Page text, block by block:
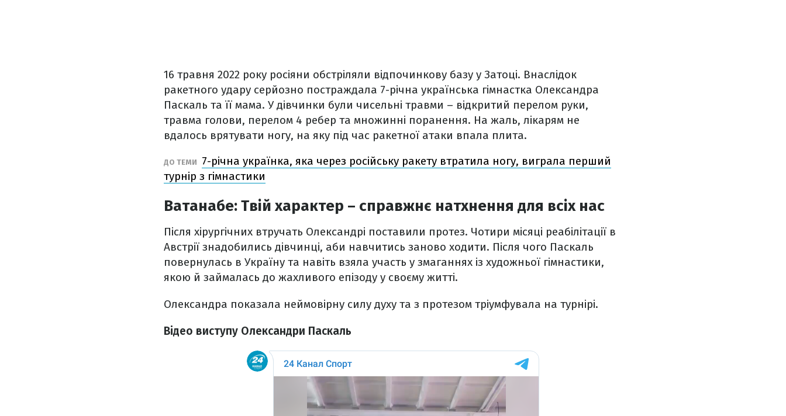
16 травня 2022 року росіяни обстріляли відпочинкову базу у Затоці. Внаслідок
ракетного удару серйозно постраждала 7-річна українська гімнастка Олександра
Паскаль та її мама. У дівчинки були чисельні травми – відкритий перелом руки,
травма голови, перелом 4 ребер та множинні поранення. На жаль, лікарям не
вдалось врятувати ногу, на яку під час ракетної атаки впала плита.
ДО ТЕМИ
7-річна українка, яка через російську ракету втратила ногу, виграла перший
турнір з гімнастики
Ватанабе: Твій характер – справжнє натхнення для всіх нас
Після хірургічних втручать Олександрі поставили протез. Чотири місяці реабілітації в
Австрії знадобились дівчинці, аби навчитись заново ходити. Після чого Паскаль
повернулась в Україну та навіть взяла участь у змаганнях із художньої гімнастики,
якою й займалась до жахливого епізоду у своєму житті.
Олександра показала неймовірну силу духу та з протезом тріумфувала на турнірі.
Відео виступу Олександри Паскаль